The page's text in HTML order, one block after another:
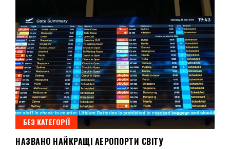
БЕЗ КАТЕГОРІЇ
НАЗВАНО НАЙКРАЩІ АЕРОПОРТИ СВІТУ